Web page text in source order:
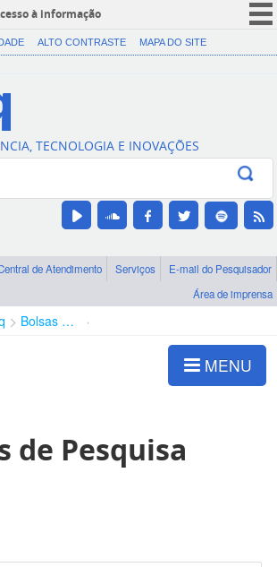
à informação
CORONAVÍRUS (COVID-19)
Canais
ALTO CONTRASTE MAPA DO SITE
TECNOLOGIA E INOVAÇÕES
de Atendimento Serviços
E-mail do Pesquisador
Área de imprensa
Bolsas e Auxílios Vigentes
MENU
de Pesquisa